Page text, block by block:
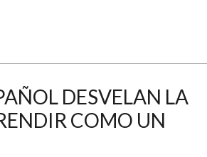
DESVELAN LA
COMO UN